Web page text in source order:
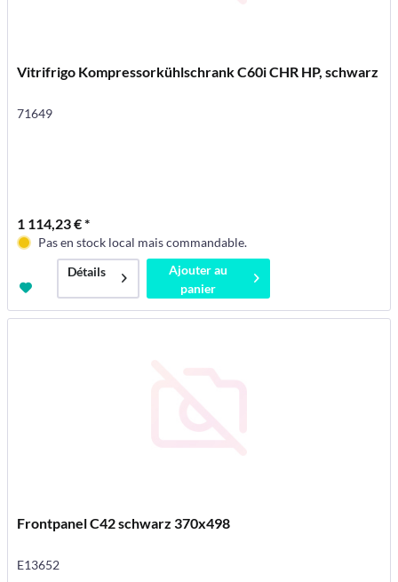
Vitrifrigo Kompressorkühlschrank C60i CHR HP, schwarz
71649
1 114,23 € *
Pas en stock local mais commandable.
Détails
Ajouter au
panier
Frontpanel C42 schwarz 370x498
E13652